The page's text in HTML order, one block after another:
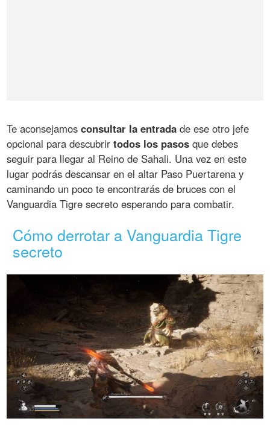
Te aconsejamosconsultar la entrada de ese otro jefe
opcional para descubrirtodos los pasos que debes
seguir para llegar al Reino de Sahali. Una vez en este
lugar podrás descansar en el altar Paso Puertarena y
caminando un poco te encontrarás de bruces con el
Vanguardia Tigre secreto esperando para combatir.
Cómo derrotar a Vanguardia Tigre
secreto